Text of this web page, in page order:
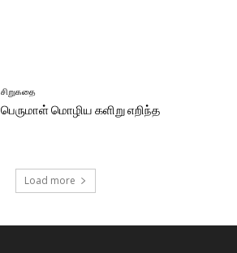
சிறுகதை
பெருமாள் மொழிய களிறு எறிந்த
Load more